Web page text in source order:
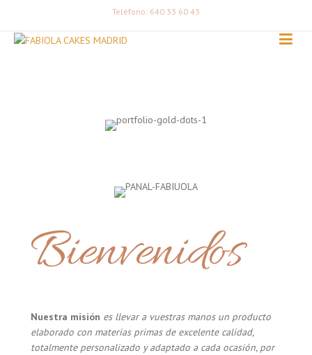
Teléfono: 640 33 60 43
Bienvenidos
Nuestra misión es llevar a vuestras manos un producto
elaborado con materias primas de excelente calidad,
totalmente personalizado y adaptado a cada ocasión, por